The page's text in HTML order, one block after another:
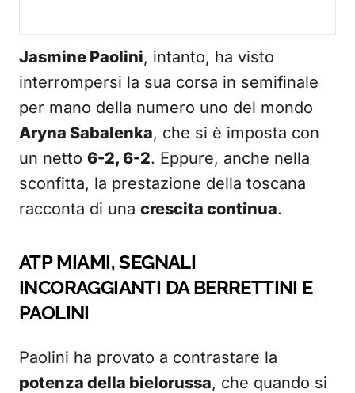
Jasmine Paolini, intanto, ha visto
interrompersi la sua corsa in semifinale
per mano della numero uno del mondo
Aryna Sabalenka, che si è imposta con
un netto 6-2, 6-2. Eppure, anche nella
sconfitta, la prestazione della toscana
racconta di una crescita continua.
ATP MIAMI, SEGNALI
INCORAGGIANTI DA BERRETTINI E
PAOLINI
Paolini ha provato a contrastare la
potenza della bielorussa, che quando si